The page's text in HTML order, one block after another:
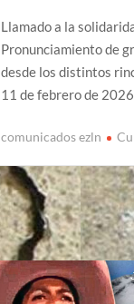
Llamado a la
Pronunciamiento de
desde los distintos
11 de febrero de
comunicados ezln